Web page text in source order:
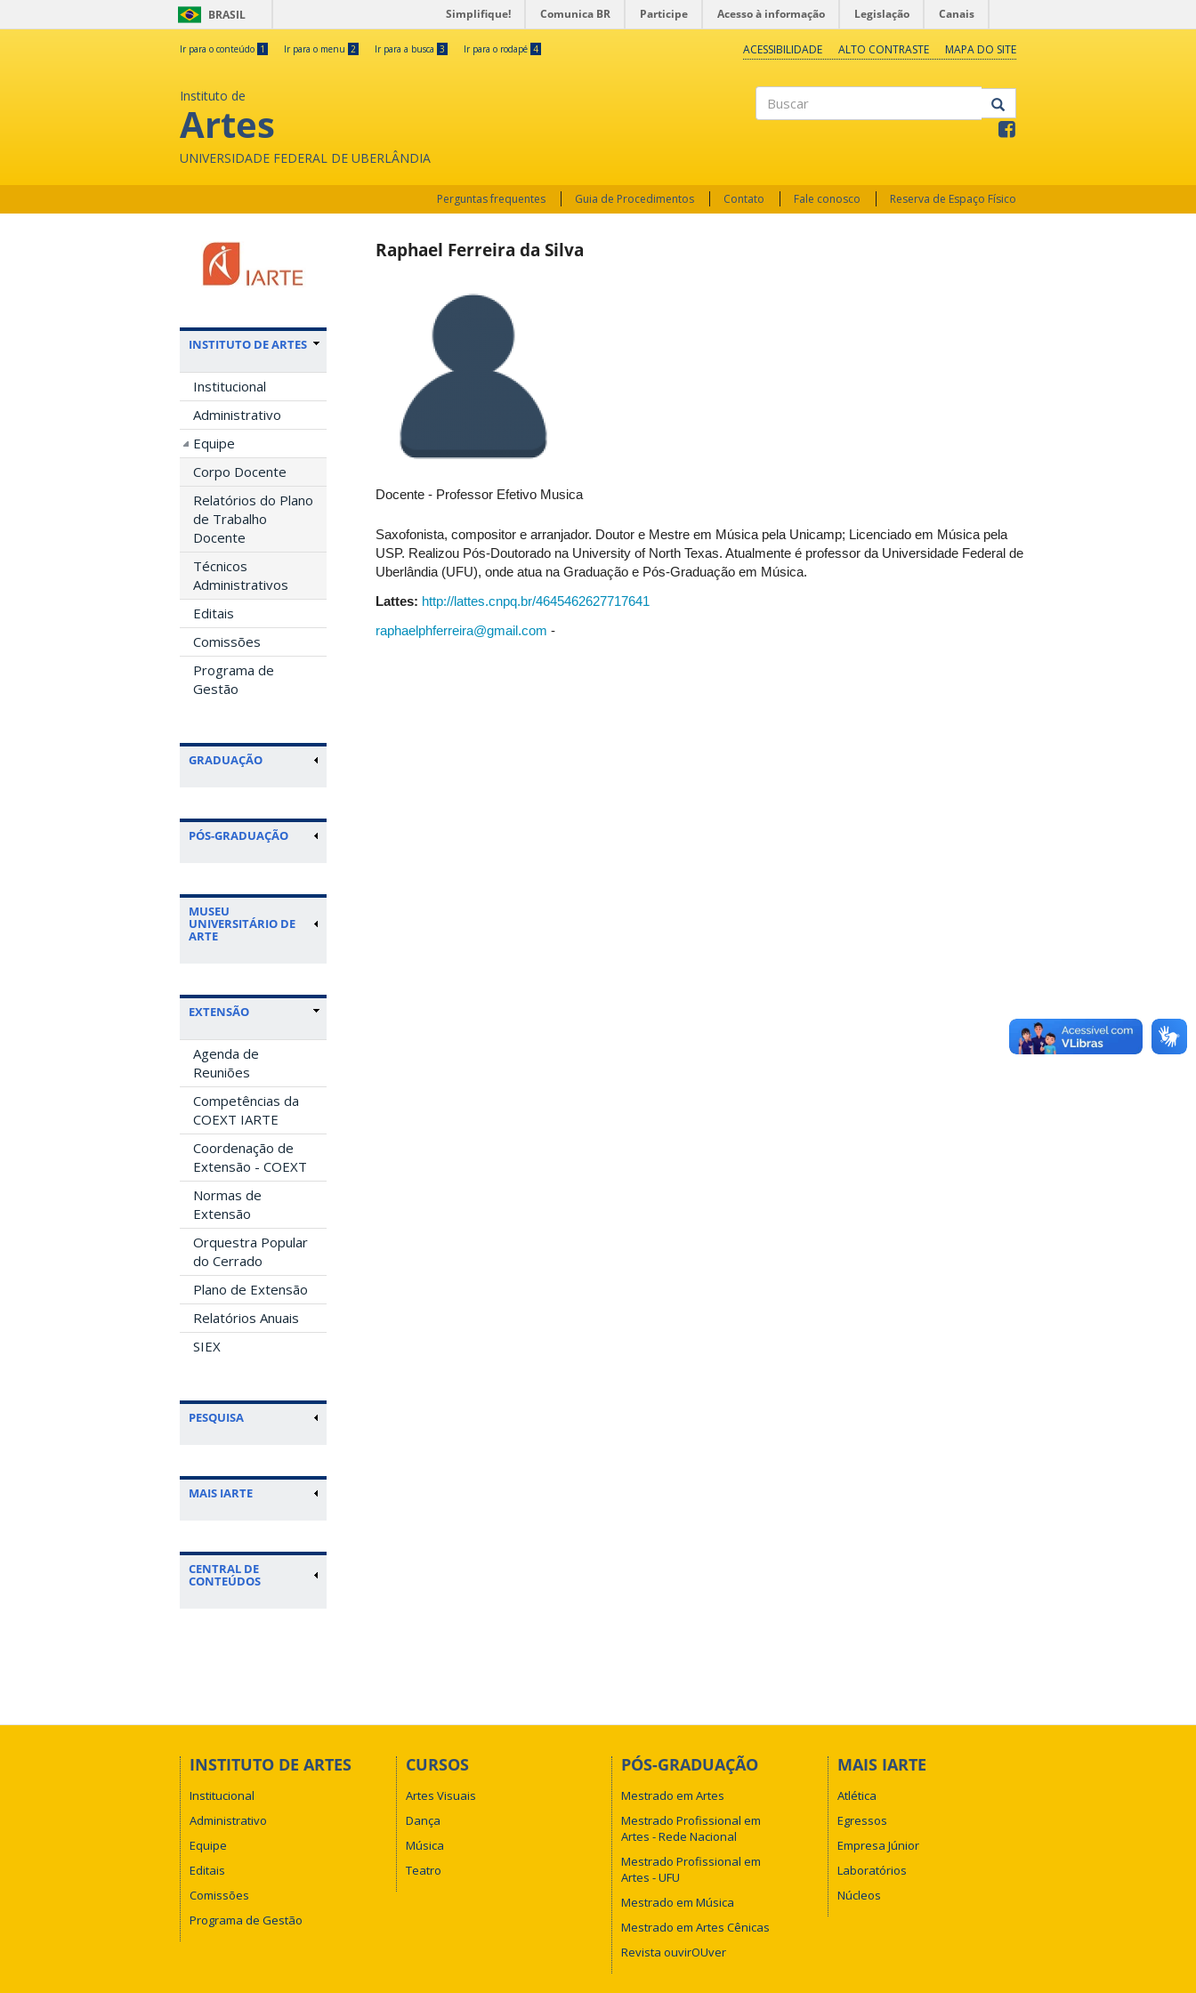
BRASIL Simplifique! Comunica BR Participe Acesso à informação Legislação Canais
Ir para o conteúdo 1 Ir para o menu 2 Ir para a busca 3 Ir para o rodapé 4 ACESSIBILIDADE ALTO CONTRASTE MAPA DO SITE
Instituto de
Artes
UNIVERSIDADE FEDERAL DE UBERLÂNDIA
Perguntas frequentes Guia de Procedimentos Contato Fale conosco Reserva de Espaço Físico
INSTITUTO DE ARTES
Institucional
Administrativo
Equipe
Corpo Docente
Relatórios do Plano
de Trabalho
Docente
Técnicos
Administrativos
Editais
Comissões
Programa de
Gestão
GRADUAÇÃO
PÓS-GRADUAÇÃO
MUSEU
UNIVERSITÁRIO DE
ARTE
EXTENSÃO
Agenda de
Reuniões
Competências da
COEXT IARTE
Coordenação de
Extensão - COEXT
Normas de
Extensão
Orquestra Popular
do Cerrado
Plano de Extensão
Relatórios Anuais
SIEX
PESQUISA
MAIS IARTE
CENTRAL DE
CONTEÚDOS
Raphael Ferreira da Silva
Docente - Professor Efetivo Musica
Saxofonista, compositor e arranjador. Doutor e Mestre em Música pela Unicamp; Licenciado em Música pela
USP. Realizou Pós-Doutorado na University of North Texas. Atualmente é professor da Universidade Federal de
Uberlândia (UFU), onde atua na Graduação e Pós-Graduação em Música.
Lattes: http://lattes.cnpq.br/4645462627717641
raphaelphferreira@gmail.com -
INSTITUTO DE ARTES
Institucional
Administrativo
Equipe
Editais
Comissões
Programa de Gestão
CURSOS
Artes Visuais
Dança
Música
Teatro
PÓS-GRADUAÇÃO
Mestrado em Artes
Mestrado Profissional em
Artes - Rede Nacional
Mestrado Profissional em
Artes - UFU
Mestrado em Música
Mestrado em Artes Cênicas
Revista ouvirOUver
MAIS IARTE
Atlética
Egressos
Empresa Júnior
Laboratórios
Núcleos